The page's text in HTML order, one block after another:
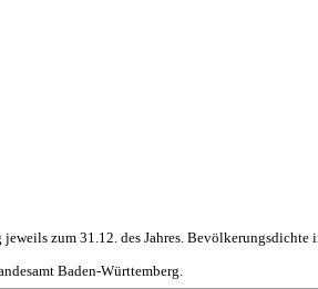
zum 31.12. des Jahres. Bevölkerungsdichte
Baden-Württemberg.